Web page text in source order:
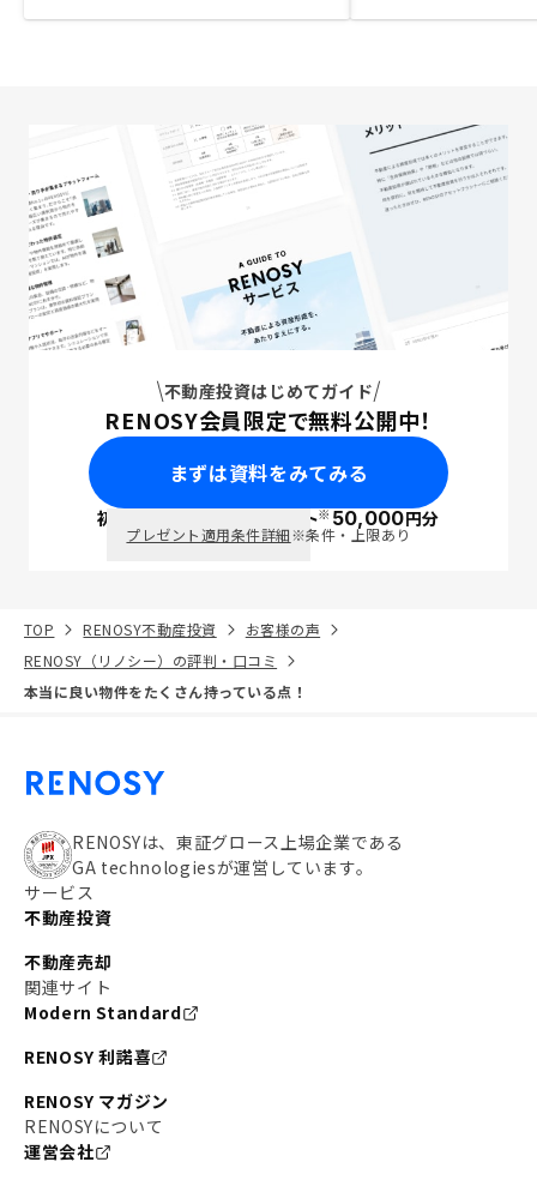
不動産投資はじめてガイド
RENOSY会員限定で無料公開中！
まずは資料をみてみる
初回面談で ポイント※50,000円分
プレゼント適用条件詳細※条件・上限あり
TOP RENOSY不動産投資
お客様の声
RENOSY（リノシー）の評判・口コミ
本当に良い物件をたくさん持っている点！
RENOSYは、東証グロース上場企業である
GA technologiesが運営しています。
サービス
不動産投資
不動産売却
関連サイト
Modern Standard
RENOSY 利諾喜
RENOSY マガジン
RENOSYについて
運営会社